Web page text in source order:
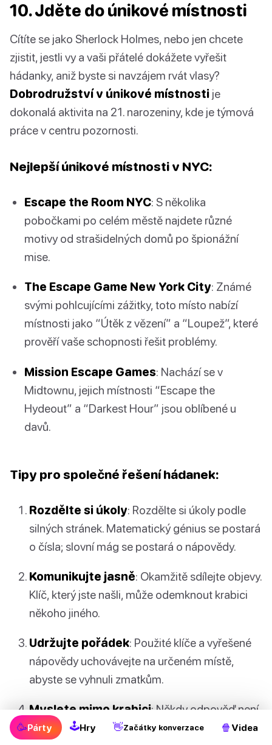
10. Jděte do únikové místnosti
Cítíte se jako Sherlock Holmes, nebo jen chcete
zjistit, jestli vy a vaši přátelé dokážete vyřešit
hádanky, aniž byste si navzájem rvát vlasy?
Dobrodružství v únikové místnosti je
dokonalá aktivita na 21. narozeniny, kde je týmová
práce v centru pozornosti.
Nejlepší únikové místnosti v NYC:
Escape the Room NYC: S několika
pobočkami po celém městě najdete různé
motivy od strašidelných domů po špionážní
mise.
The Escape Game New York City: Známé
svými pohlcujícími zážitky, toto místo nabízí
místnosti jako “Útěk z vězení” a “Loupež”, které
prověří vaše schopnosti řešit problémy.
Mission Escape Games: Nachází se v
Midtownu, jejich místnosti “Escape the
Hydeout” a “Darkest Hour” jsou oblíbené u
davů.
Tipy pro společné řešení hádanek:
Rozdělte si úkoly: Rozdělte si úkoly podle
silných stránek. Matematický génius se postará
o čísla; slovní mág se postará o nápovědy.
Komunikujte jasně: Okamžitě sdílejte objevy.
Klíč, který jste našli, může odemknout krabici
někoho jiného.
Udržujte pořádek: Použité klíče a vyřešené
nápovědy uchovávejte na určeném místě,
abyste se vyhnuli zmatkům.
Myslete mimo krabici: Někdy odpověď není
tak přímočará, jak se zdá. Buďte kreativní!
🥳Párty 🕹Hry 👋Začátky konverzace 🍿 Videa